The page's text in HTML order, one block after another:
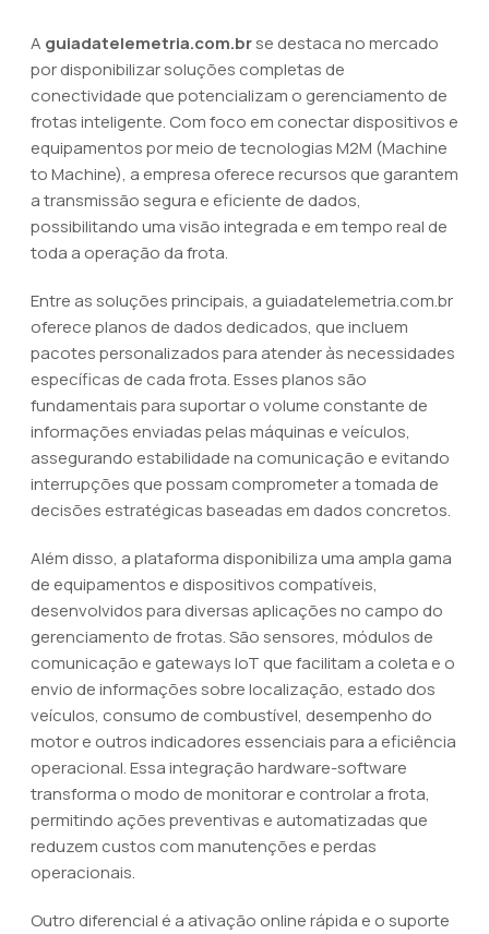
A guiadatelemetria.com.brse destaca no mercado
por disponibilizar soluções completas de
conectividade que potencializam o gerenciamento de
frotas inteligente. Com foco em conectar dispositivos e
equipamentos por meio de tecnologias M2M (Machine
to Machine), a empresa oferece recursos que garantem
a transmissão segura e eficiente de dados,
possibilitando uma visão integrada e em tempo real de
toda a operação da frota.
Entre as soluções principais, a guiadatelemetria.com.br
oferece planos de dados dedicados, que incluem
pacotes personalizados para atender às necessidades
específicas de cada frota. Esses planos são
fundamentais para suportar o volume constante de
informações enviadas pelas máquinas e veículos,
assegurando estabilidade na comunicação e evitando
interrupções que possam comprometer a tomada de
decisões estratégicas baseadas em dados concretos.
Além disso, a plataforma disponibiliza uma ampla gama
de equipamentos e dispositivos compatíveis,
desenvolvidos para diversas aplicações no campo do
gerenciamento de frotas. São sensores, módulos de
comunicação e gateways IoT que facilitam a coleta e o
envio de informações sobre localização, estado dos
veículos, consumo de combustível, desempenho do
motor e outros indicadores essenciais para a eficiência
operacional. Essa integração hardware-software
transforma o modo de monitorar e controlar a frota,
permitindo ações preventivas e automatizadas que
reduzem custos com manutenções e perdas
operacionais.
Outro diferencial é a ativação online rápida e o suporte